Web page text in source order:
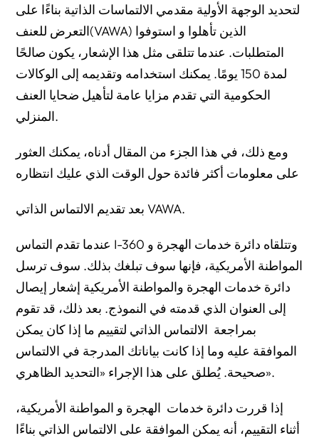
لتحديد الوجهة الأولية مقدمي الالتماسات الذاتية بناءًا على
التعرض للعنف(VAWA) الذين تأهلوا و استوفوا
المتطلبات. عندما تتلقى مثل هذا الإشعار، يكون صالحًا
لمدة 150 يومًا. يمكنك استخدامه وتقديمه إلى الوكالات
الحكومية التي تقدم مزايا عامة لتأهيل ضحايا العنف
المنزلي.
ومع ذلك، في هذا الجزء من المقال أدناه، يمكنك العثور
بعد تقديم الالتماس الذاتي VAWA.
عندما تقدم التماس I-360 وتتلقاه دائرة خدمات الهجرة و
المواطنة الأمريكية، فإنها سوف تبلغك بذلك. سوف ترسل
دائرة خدمات الهجرة والمواطنة الأمريكية إشعار إيصال
إلى العنوان الذي قدمته في النموذج. بعد ذلك، قد تقوم
بمراجعة الالتماس الذاتي لتقييم ما إذا كان يمكن
الموافقة عليه وما إذا كانت بياناتك المدرجة في الالتماس
صحيحة. يُطلق على هذا الإجراء «التحديد الظاهري».
إذا قررت دائرة خدمات الهجرة و المواطنة الأمريكية،
أثناء التقييم، أنه يمكن الموافقة على الالتماس الذاتي بناءًا